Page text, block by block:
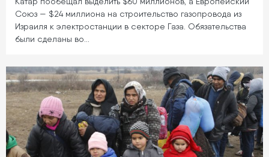
Союз — $24 миллиона на строительство газопровода из
Израиля к электростанции в секторе Газа. Обязательства
были сделаны во…